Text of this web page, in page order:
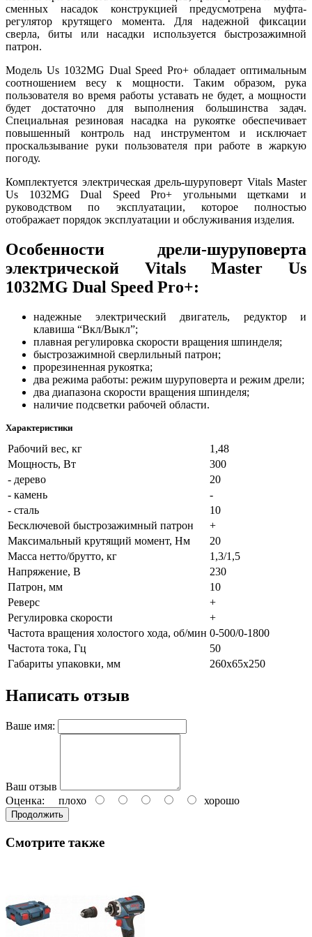
сменных насадок конструкцией предусмотрена муфта-
регулятор крутящего момента. Для надежной фиксации
сверла, биты или насадки используется быстрозажимной
патрон.
Модель Us 1032MG Dual Speed Pro+ обладает оптимальным
соотношением весу к мощности. Таким образом, рука
пользователя во время работы уставать не будет, а мощности
будет достаточно для выполнения большинства задач.
Специальная резиновая насадка на рукоятке обеспечивает
повышенный контроль над инструментом и исключает
проскальзывание руки пользователя при работе в жаркую
погоду.
Комплектуется электрическая дрель-шуруповерт Vitals Master
Us 1032MG Dual Speed Pro+ угольными щетками и
руководством по эксплуатации, которое полностью
отображает порядок эксплуатации и обслуживания изделия.
Особенности дрели-шуруповерта
электрической Vitals Master Us
1032MG Dual Speed Pro+:
надежные электрический двигатель, редуктор и
клавиша “Вкл/Выкл”;
плавная регулировка скорости вращения шпинделя;
быстрозажимной сверлильный патрон;
прорезиненная рукоятка;
два режима работы: режим шуруповерта и режим дрели;
два диапазона скорости вращения шпинделя;
наличие подсветки рабочей области.
Характеристики
Рабочий вес, кг
1,48
Мощность, Вт
300
- дерево
20
- камень
-
- сталь
10
Бесключевой быстрозажимный патрон
+
Максимальный крутящий момент, Нм
20
Масса нетто/брутто, кг
1,3/1,5
Напряжение, В
230
Патрон, мм
10
Реверс
+
Регулировка скорости
+
Частота вращения холостого хода, об/мин 0-500/0-1800
Частота тока, Гц
50
Габариты упаковки, мм
260х65х250
Написать отзыв
Ваше имя:
Ваш отзыв
Оценка: плохо хорошо
Продолжить
Смотрите также